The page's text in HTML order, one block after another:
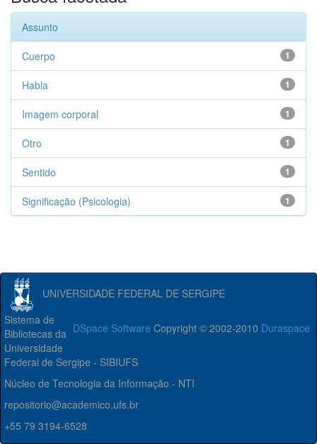
Assunto
1
Cuerpo
1
Habla
1
Imagem corporal
1
Otro
1
Sentido
1
Significação (Psicologia)
UNIVERSIDADE FEDERAL DE SERGIPE
DSpace Software Copyright © 2002-2010 Duraspace
Sistema de
Bibliotecas da
Universidade
Federal de Sergipe - SIBIUFS
Núcleo de Tecnologia da Informação - NTI
repositorio@academico.ufs.br
+55 79 3194-6528